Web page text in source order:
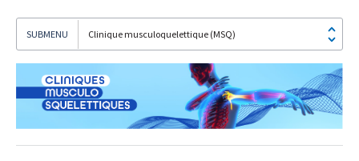
Clinique musculoquelettique (MSQ)
Je